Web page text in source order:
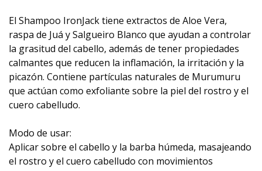
El Shampoo IronJack tiene extractos de Aloe Vera,
raspa de Juá y Salgueiro Blanco que ayudan a controlar
la grasitud del cabello, además de tener propiedades
calmantes que reducen la inflamación, la irritación y la
picazón. Contiene partículas naturales de Murumuru
que actúan como exfoliante sobre la piel del rostro y el
cuero cabelludo.
Modo de usar:
Aplicar sobre el cabello y la barba húmeda, masajeando
el rostro y el cuero cabelludo con movimientos